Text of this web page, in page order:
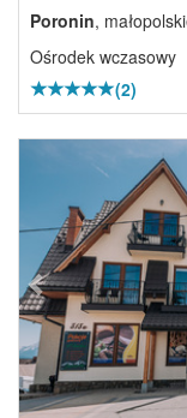
Poronin,
Ośrodek wczasowy
(2)
Previous